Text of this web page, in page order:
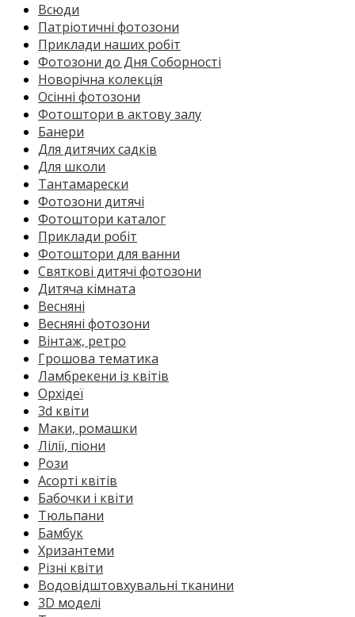
Всюди
Патріотичні фотозони
Приклади наших робіт
Фотозони до Дня Соборності
Новорічна колекція
Осінні фотозони
Фотоштори в актову залу
Банери
Для дитячих садків
Для школи
Тантамарески
Фотозони дитячі
Фотоштори каталог
Приклади робіт
Фотоштори для ванни
Святкові дитячі фотозони
Дитяча кімната
Весняні
Весняні фотозони
Вінтаж, ретро
Грошова тематика
Ламбрекени із квітів
Орхідеї
3d квіти
Маки, ромашки
Лілії, піони
Рози
Асорті квітів
Бабочки і квіти
Тюльпани
Бамбук
Хризантеми
Різні квіти
Водовідштовхувальні тканини
3D моделі